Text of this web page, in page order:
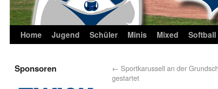
Home Jugend Schüler Minis Mixed Softball
← Sportkarussell an der
gestartet
Sponsoren